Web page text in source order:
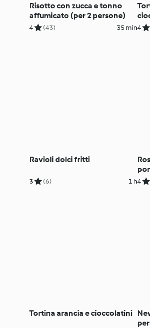
Risotto con zucca e tonno
affumicato (per 2 persone)
4 (43) 35 min4
Ravioli dolci fritti
3 (6) 1 h4
Tortina arancia e cioccolatini